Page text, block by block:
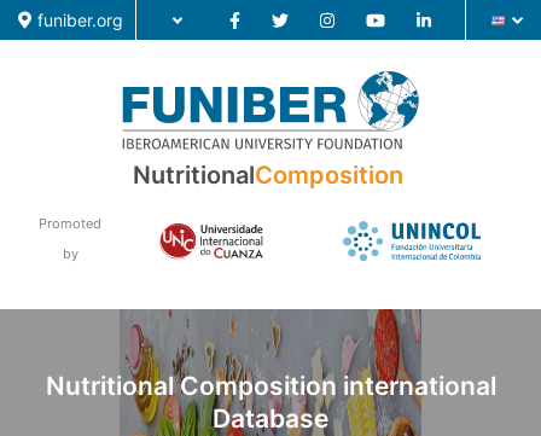
funiber.org
Food Composition
Academic Education
Research
News
NutritionalComposition
Promoted
by
Nutritional Composition international
Database